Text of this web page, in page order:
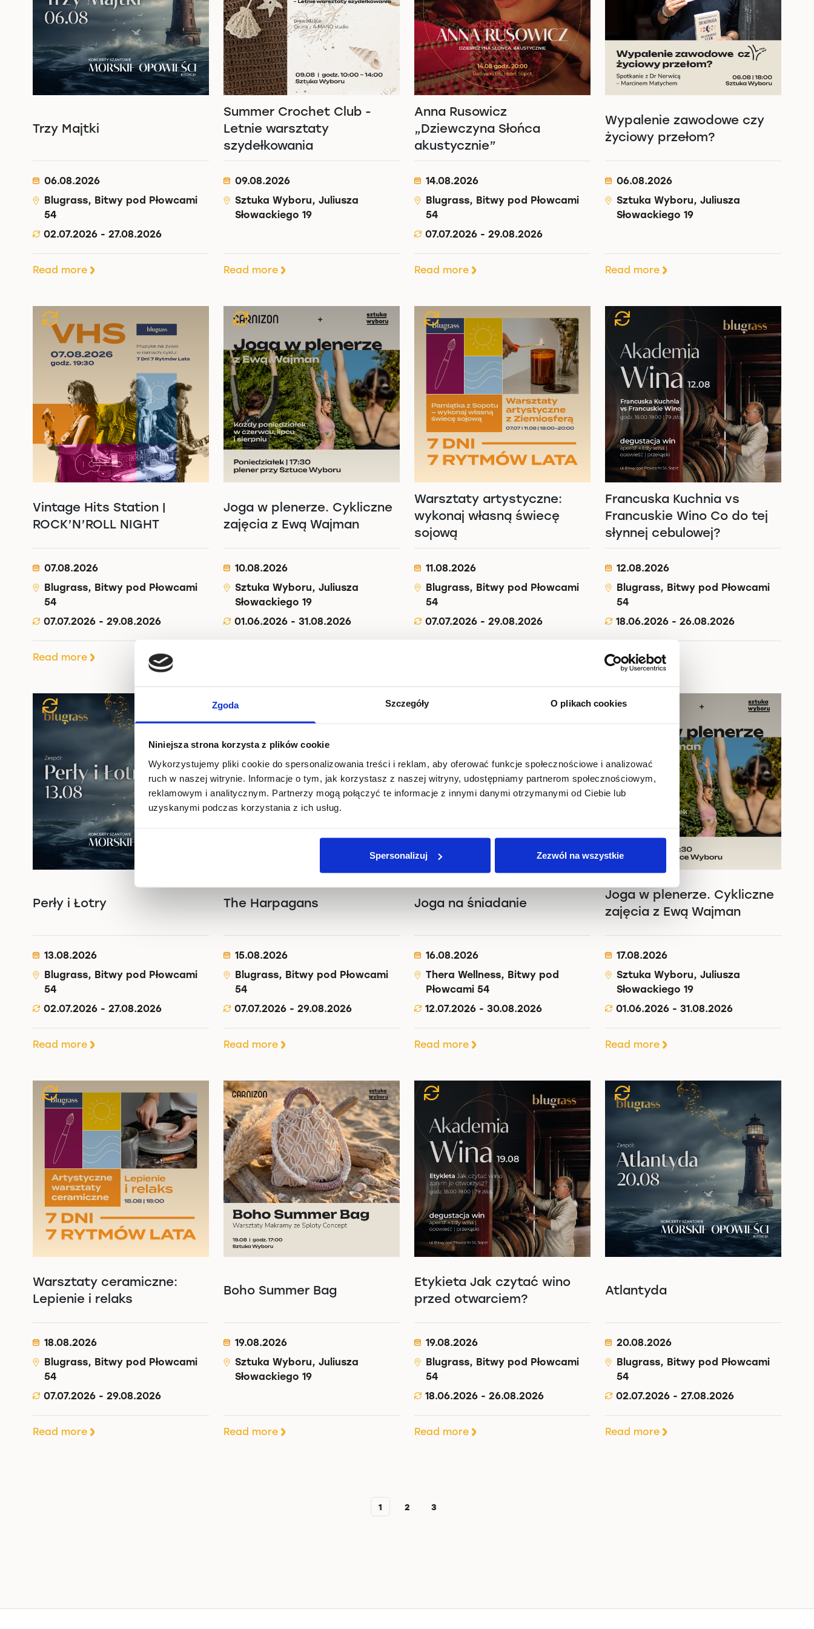
Zgoda Szczegóły O plikach cookies
Niniejsza strona korzysta z plików cookie
Wykorzystujemy pliki cookie do spersonalizowania treści i reklam, aby oferować funkcje społecznościowe i analizować
ruch w naszej witrynie. Informacje o tym, jak korzystasz z naszej witryny, udostępniamy partnerom społecznościowym,
reklamowym i analitycznym. Partnerzy mogą połączyć te informacje z innymi danymi otrzymanymi od Ciebie lub
uzyskanymi podczas korzystania z ich usług.
Spersonalizuj Zezwól na wszystkie
Trzy Majtki
06.08.2026
Blugrass, Bitwy pod Płowcami
54
02.07.2026 - 27.08.2026
Read more
Summer Crochet Club -
Letnie warsztaty
szydełkowania
09.08.2026
Sztuka Wyboru, Juliusza
Słowackiego 19
Read more
Anna Rusowicz
„Dziewczyna Słońca
akustycznie”
14.08.2026
Blugrass, Bitwy pod Płowcami
54
07.07.2026 - 29.08.2026
Read more
Wypalenie zawodowe czy
życiowy przełom?
06.08.2026
Sztuka Wyboru, Juliusza
Słowackiego 19
Read more
Vintage Hits Station |
ROCK’N’ROLL NIGHT
07.08.2026
Blugrass, Bitwy pod Płowcami
54
07.07.2026 - 29.08.2026
Read more
Joga w plenerze. Cykliczne
zajęcia z Ewą Wajman
10.08.2026
Sztuka Wyboru, Juliusza
Słowackiego 19
01.06.2026 - 31.08.2026
Warsztaty artystyczne:
wykonaj własną świecę
sojową
11.08.2026
Blugrass, Bitwy pod Płowcami
54
07.07.2026 - 29.08.2026
Francuska Kuchnia vs
Francuskie Wino Co do tej
słynnej cebulowej?
12.08.2026
Blugrass, Bitwy pod Płowcami
54
18.06.2026 - 26.08.2026
Read more
Perły i Łotry
13.08.2026
Blugrass, Bitwy pod Płowcami
54
02.07.2026 - 27.08.2026
Read more
The Harpagans
15.08.2026
Blugrass, Bitwy pod Płowcami
54
07.07.2026 - 29.08.2026
Read more
Joga na śniadanie
16.08.2026
Thera Wellness, Bitwy pod
Płowcami 54
12.07.2026 - 30.08.2026
Read more
Joga w plenerze. Cykliczne
zajęcia z Ewą Wajman
17.08.2026
Sztuka Wyboru, Juliusza
Słowackiego 19
01.06.2026 - 31.08.2026
Read more
Warsztaty ceramiczne:
Lepienie i relaks
18.08.2026
Blugrass, Bitwy pod Płowcami
54
07.07.2026 - 29.08.2026
Read more
Boho Summer Bag
19.08.2026
Sztuka Wyboru, Juliusza
Słowackiego 19
Read more
Etykieta Jak czytać wino
przed otwarciem?
19.08.2026
Blugrass, Bitwy pod Płowcami
54
18.06.2026 - 26.08.2026
Read more
Atlantyda
20.08.2026
Blugrass, Bitwy pod Płowcami
54
02.07.2026 - 27.08.2026
Read more
1 2 3